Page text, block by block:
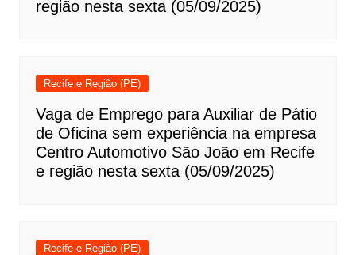
região nesta sexta (05/09/2025)
Recife e Região (PE)
Vaga de Emprego para Auxiliar de Pátio
de Oficina sem experiência na empresa
Centro Automotivo São João em Recife
e região nesta sexta (05/09/2025)
Recife e Região (PE)